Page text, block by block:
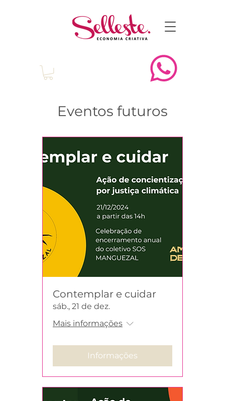
Eventos futuros
Contemplar e cuidar
sáb., 21 de dez.
Mais informações
Informações